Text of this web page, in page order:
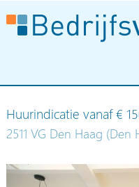
Huurindicatie vanaf €
2511 VG Den Haag (Den